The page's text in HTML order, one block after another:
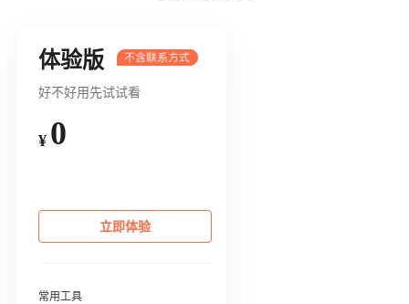
体验版
好不好用先试试看
¥ 0
立即体验
常用工具